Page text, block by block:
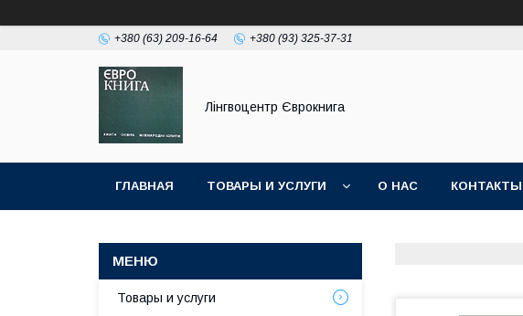
+380 (63) 209-16-64 +380 (93) 325-37-31
Лінгвоцентр Єврокнига
ГЛАВНАЯ ТОВАРЫ И УСЛУГИ О НАС КОНТАКТЫ
Товары и услуги